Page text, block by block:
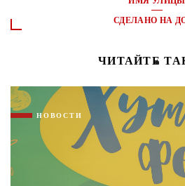
СДЕЛАНО НА
ЧИТАЙТЕ
НОВОСТИ